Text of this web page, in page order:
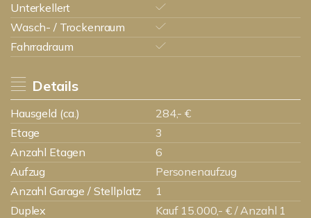
Unterkellert
Wasch- / Trockenraum
Fahrradraum
Details
Hausgeld (ca.)
284,- €
Etage
3
Anzahl Etagen
6
Aufzug
Personenaufzug
Anzahl Garage / Stellplatz
1
Duplex
Kauf 15.000,- € / Anzahl 1